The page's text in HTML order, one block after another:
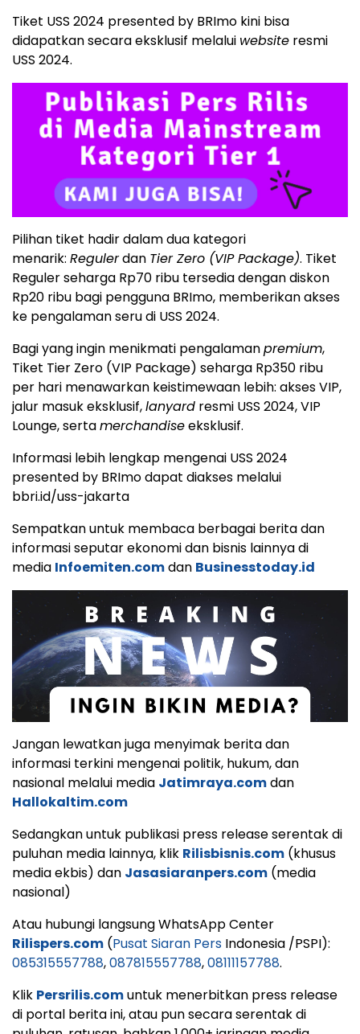
Tiket USS 2024 presented by BRImo kini bisa
didapatkan secara eksklusif melalui website resmi
USS 2024.
Pilihan tiket hadir dalam dua kategori
menarik: Regulerdan Tier Zero (VIP Package). Tiket
Reguler seharga Rp70 ribu tersedia dengan diskon
Rp20 ribu bagi pengguna BRImo, memberikan akses
ke pengalaman seru di USS 2024.
Bagi yang ingin menikmati pengalamanpremium,
Tiket Tier Zero (VIP Package) seharga Rp350 ribu
per hari menawarkan keistimewaan lebih: akses VIP,
jalur masuk eksklusif,lanyard resmi USS 2024, VIP
Lounge, sertamerchandiseeksklusif.
Informasi lebih lengkap mengenai USS 2024
presented by BRImo dapat diakses melalui
bbri.id/uss-jakarta
Sempatkan untuk membaca berbagai berita dan
informasi seputar ekonomi dan bisnis lainnya di
media Infoemiten.comdan Businesstoday.id
Jangan lewatkan juga menyimak berita dan
informasi terkini mengenai politik, hukum, dan
nasional melalui media Jatimraya.comdan
Hallokaltim.com
Sedangkan untuk publikasi press release serentak di
puluhan media lainnya, klik Rilisbisnis.com (khusus
media ekbis) dan Jasasiaranpers.com (media
nasional)
Atau hubungi langsung WhatsApp Center
Rilispers.com (Pusat Siaran Pers Indonesia /PSPI):
085315557788,087815557788,08111157788.
Klik Persrilis.comuntuk menerbitkan press release
di portal berita ini, atau pun secara serentak di